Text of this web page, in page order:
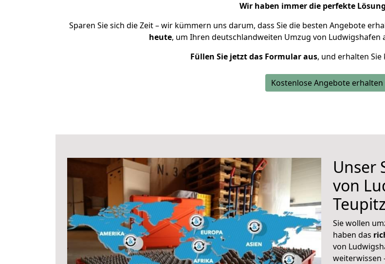
Wir haben immer die perfekte
Sparen Sie sich die Zeit – wir kümmern uns darum, dass Sie die besten Angebote
heute, um Ihren deutschlandweiten Umzug von Ludwigshafen
Füllen Sie jetzt das Formular aus, und erhalten
Kostenlose Angebote erhalten
Unser
von
Teupitz
Sie wollen
haben das
von
weiterwissen